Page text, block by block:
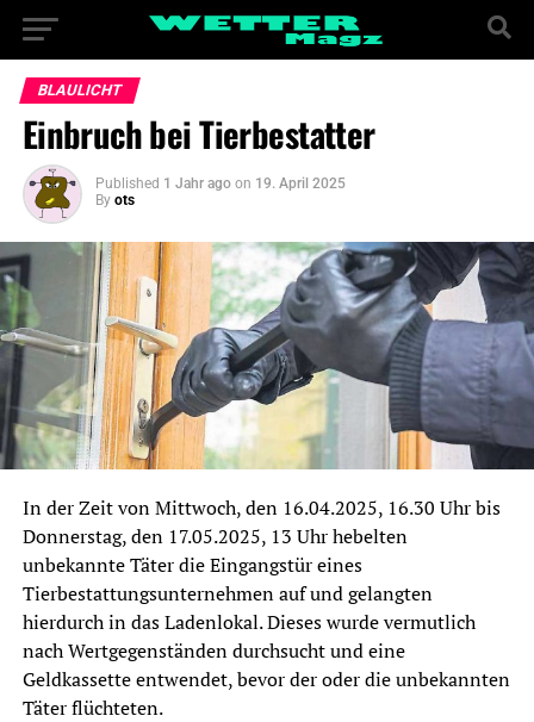
BLAULICHT
Einbruch bei Tierbestatter
Published 1 Jahr ago on 19. April 2025
By ots
In der Zeit von Mittwoch, den 16.04.2025, 16.30 Uhr bis
Donnerstag, den 17.05.2025, 13 Uhr hebelten
unbekannte Täter die Eingangstür eines
Tierbestattungsunternehmen auf und gelangten
hierdurch in das Ladenlokal. Dieses wurde vermutlich
nach Wertgegenständen durchsucht und eine
Geldkassette entwendet, bevor der oder die unbekannten
Täter flüchteten.